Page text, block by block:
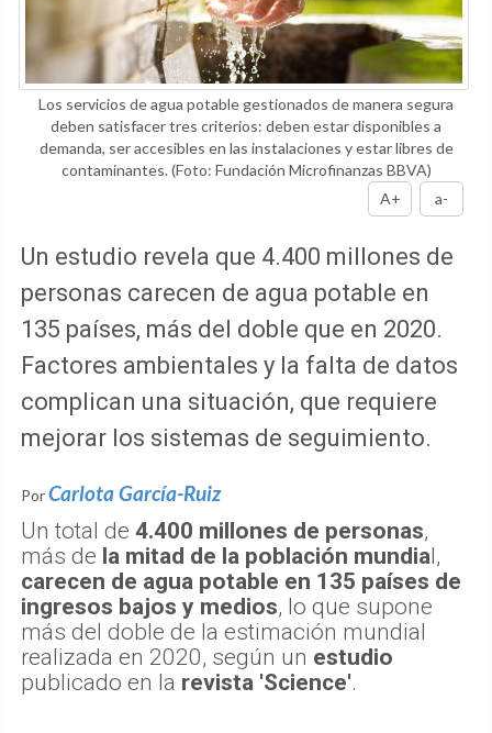
Los servicios de agua potable gestionados de manera segura
deben satisfacer tres criterios: deben estar disponibles a
demanda, ser accesibles en las instalaciones y estar libres de
contaminantes.(Foto: Fundación Microfinanzas BBVA)
A+
a-
Un estudio revela que 4.400 millones de
personas carecen de agua potable en
135 países, más del doble que en 2020.
Factores ambientales y la falta de datos
complican una situación, que requiere
mejorar los sistemas de seguimiento.
PorCarlota García-Ruiz
Un total de 4.400 millones de personas,
más de la mitad de la población mundial,
carecen de agua potable en 135 países de
ingresos bajos y medios, lo que supone
más del doble de la estimación mundial
realizada en 2020, según un estudio
publicado en la revista 'Science'.